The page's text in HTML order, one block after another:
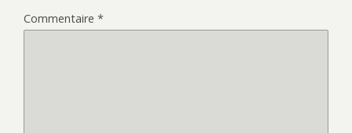
Commentaire *